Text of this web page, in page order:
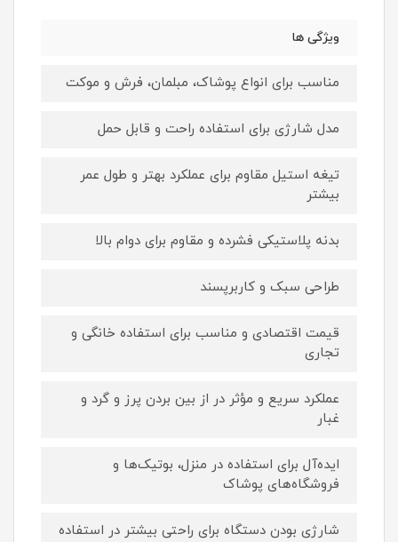
ویژگی ها
مناسب برای انواع پوشاک، مبلمان، فرش و موکت
مدل شارژی برای استفاده راحت و قابل حمل
تیغه استیل مقاوم برای عملکرد بهتر و طول عمر
بیشتر
بدنه پلاستیکی فشرده و مقاوم برای دوام بالا
طراحی سبک و کاربرپسند
قیمت اقتصادی و مناسب برای استفاده خانگی و
تجاری
عملکرد سریع و مؤثر در از بین بردن پرز و گرد و
غبار
ایده‌آل برای استفاده در منزل، بوتیک‌ها و
فروشگاه‌های پوشاک
شارژی بودن دستگاه برای راحتی بیشتر در استفاده